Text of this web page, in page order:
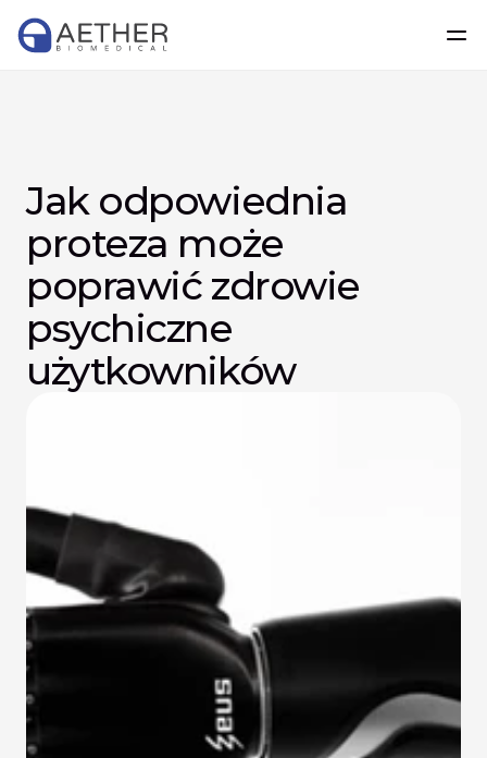
Jak odpowiednia
proteza może
poprawić zdrowie
psychiczne
użytkowników